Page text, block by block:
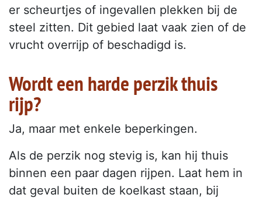
er scheurtjes of ingevallen plekken bij de
steel zitten. Dit gebied laat vaak zien of de
vrucht overrijp of beschadigd is.
Wordt een harde perzik thuis
rijp?
Ja, maar met enkele beperkingen.
Als de perzik nog stevig is, kan hij thuis
binnen een paar dagen rijpen. Laat hem in
dat geval buiten de koelkast staan, bij